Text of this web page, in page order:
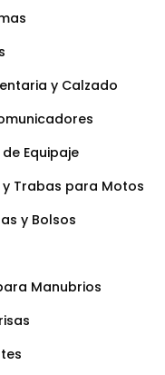
y Calzado
de Equipaje
y Trabas para Motos
y Bolsos
Manubrios